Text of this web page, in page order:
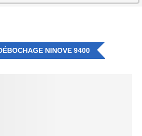
NINOVE 9400